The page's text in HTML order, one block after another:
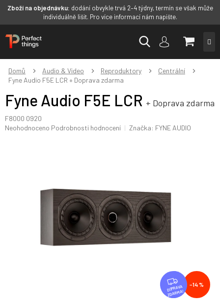
Zboží na objednávku: dodání obvykle trvá 2–4 týdny, termín se však může
individuálně lišit. Pro více informací nám napište.
na
obsah
KOŠÍK
Domů Audio & Video Reproduktory
Centrální
Fyne Audio F5E LCR + Doprava zdarma
Fyne Audio F5E LCR + Doprava zdarma
F8000 0920
Průměrné
Neohodnoceno Podrobnosti hodnocení Značka: FYNE AUDIO
Z
D
A
ZDARMA
–14 %